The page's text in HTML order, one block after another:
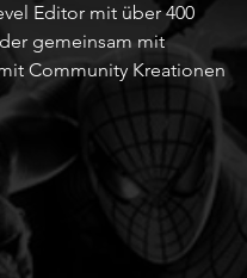
Editor mit über 400
gemeinsam mit
Community Kreationen